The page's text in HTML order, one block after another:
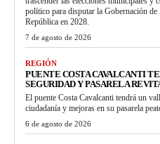
político para disputar la Gobernación
República en 2028.
7 de agosto de 2026
REGIÓN
PUENTE COSTA CAVALCANTI
SEGURIDAD Y PASARELA
El puente Costa Cavalcanti tendrá un
ciudadanía y mejoras en su pasarela
6 de agosto de 2026